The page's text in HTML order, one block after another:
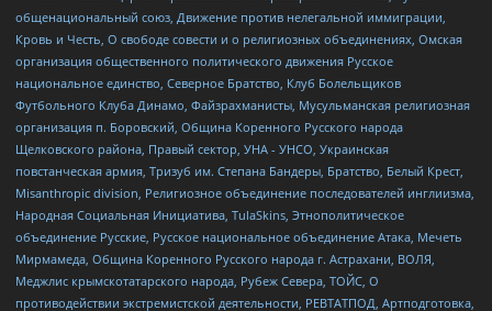
общенациональный союз, Движение против нелегальной иммиграции,
Кровь и Честь, О свободе совести и о религиозных объединениях, Омская
организация общественного политического движения Русское
национальное единство, Северное Братство, Клуб Болельщиков
Футбольного Клуба Динамо, Файзрахманисты, Мусульманская религиозная
организация п. Боровский, Община Коренного Русского народа
Щелковского района, Правый сектор, УНА - УНСО, Украинская
повстанческая армия, Тризуб им. Степана Бандеры, Братство, Белый Крест,
Misanthropic division, Религиозное объединение последователей инглиизма,
Народная Социальная Инициатива, TulaSkins, Этнополитическое
объединение Русские, Русское национальное объединение Атака, Мечеть
Мирмамеда, Община Коренного Русского народа г. Астрахани, ВОЛЯ,
Меджлис крымскотатарского народа, Рубеж Севера, ТОЙС, О
противодействии экстремистской деятельности, РЕВТАТПОД, Артподготовка,